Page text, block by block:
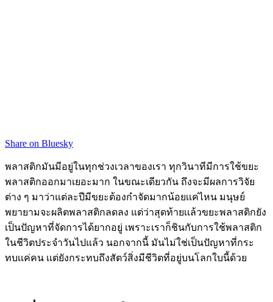
Share on Bluesky
พลาสติกมันมีอยู่ในทุกช่วงเวลาของเรา ทุกวินาทีมีการใช้ขยะ
พลาสติกออกมาเยอะมาก ในขณะเดียวกัน ถึงจะมีผลการวิจัย
ต่าง ๆ มาว่าแต่ละปีมีขยะต้องกำจัดมากน้อยเเค่ไหน มนุษย์
พยายามจะผลิตพลาสติกลดลง แต่ว่าสุดท้ายเเล้วขยะพลาสติกยัง
เป็นปัญหาที่จัดการได้ยากอยู่ เพราะเราก็ชินกับการใช้พลาสติก
ในชีวิตประจำวันไปแล้ว นอกจากนี้ มันไม่ใช่เป็นปัญหาที่กระ
ทบเเค่คน เเต่ยังกระทบถึงสัตว์สิ่งมีชีวิตที่อยู่บนโลกใบนี้ด้วย